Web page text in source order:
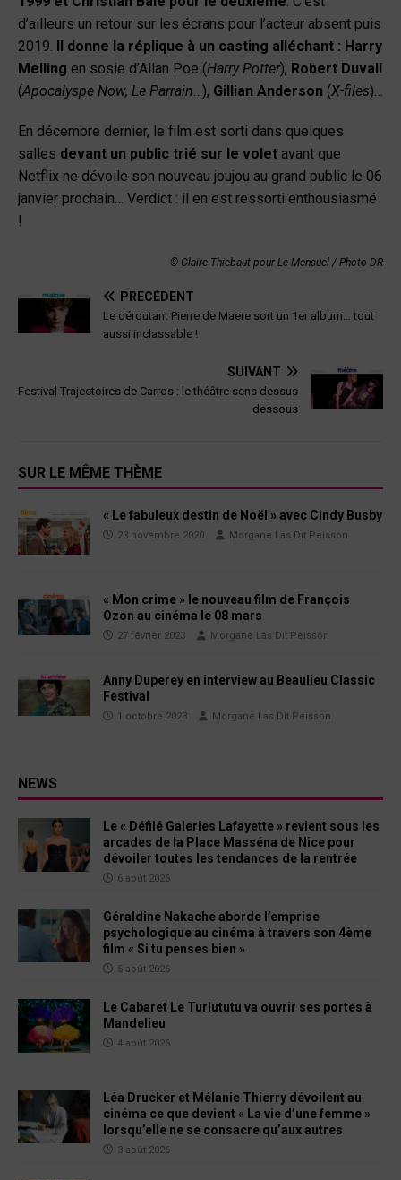
d’ailleurs un retour sur les écrans pour l’acteur absent puis
2019. Il donne la réplique à un casting alléchant : Harry
Melling en sosie d’Allan Poe (Harry Potter), Robert Duvall
(Apocalyspe Now, Le Parrain …), Gillian Anderson (X-files)…
En décembre dernier, le film est sorti dans quelques
salles devant un public trié sur le volet avant que
Netflix ne dévoile son nouveau joujou au grand public le 06
janvier prochain… Verdict : il en est ressorti enthousiasmé
!
© Claire Thiebaut pour Le Mensuel / Photo DR
PRÉCÉDENT
Le déroutant Pierre de Maere sort un 1er album… tout
aussi inclassable !
SUIVANT
Festival Trajectoires de Carros : le théâtre sens dessus
dessous
SUR LE MÊME THÈME
« Le fabuleux destin de Noël » avec Cindy Busby
23 novembre 2020 Morgane Las Dit Peisson
« Mon crime » le nouveau film de François
Ozon au cinéma le 08 mars
27 février 2023 Morgane Las Dit Peisson
Anny Duperey en interview au Beaulieu Classic
Festival
1 octobre 2023 Morgane Las Dit Peisson
NEWS
Le « Défilé Galeries Lafayette » revient sous les
arcades de la Place Masséna de Nice pour
dévoiler toutes les tendances de la rentrée
6 août 2026
Géraldine Nakache aborde l’emprise
psychologique au cinéma à travers son 4ème
film « Si tu penses bien »
5 août 2026
Le Cabaret Le Turlututu va ouvrir ses portes à
Mandelieu
4 août 2026
Léa Drucker et Mélanie Thierry dévoilent au
cinéma ce que devient « La vie d’une femme »
lorsqu’elle ne se consacre qu’aux autres
3 août 2026